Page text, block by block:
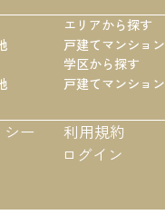
エリアから探す
戸建てマンション
学区から探す
戸建てマンション
ー
利用規約
ログイン